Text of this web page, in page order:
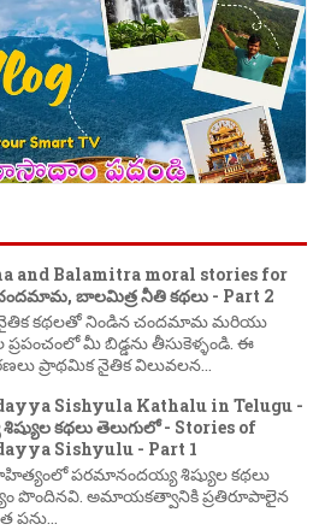
and Balamitra moral stories for
బాలమిత్ర నీతి కథలు - Part 2
కథలతో నిండిన చందమామ మరియు
మీ బిడ్డను తీసుకెళ్ళండి. ఈ
ప్రాథమిక నైతిక విలువలన...
Sishyula Kathalu in Telugu -
కథలు తెలుగులో - Stories of
Sishyulu - Part 1
పరమానందయ్య శిష్యుల కథలు
పొందినవి. అమాయకత్వానికి ప్రతిరూపాలైన
పను...